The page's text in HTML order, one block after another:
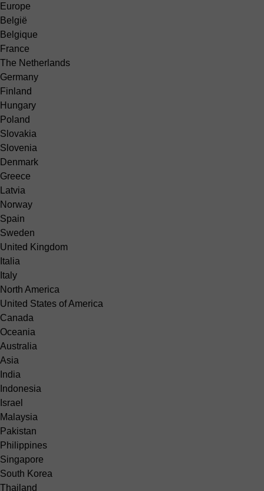
Europe
België
Belgique
France
The Netherlands
Germany
Finland
Hungary
Poland
Slovakia
Slovenia
Denmark
Greece
Latvia
Norway
Spain
Sweden
United Kingdom
Italia
Italy
North America
United States of America
Canada
Oceania
Australia
Asia
India
Indonesia
Israel
Malaysia
Pakistan
Philippines
Singapore
South Korea
Thailand